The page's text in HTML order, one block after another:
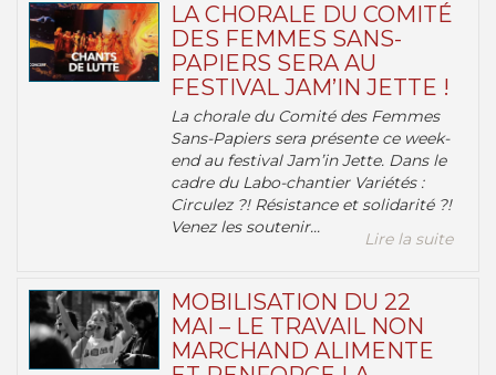
LA CHORALE DU COMITÉ
DES FEMMES SANS-
PAPIERS SERA AU
FESTIVAL JAM’IN JETTE !
La chorale du Comité des Femmes
Sans-Papiers sera présente ce week-
end au festival Jam’in Jette. Dans le
cadre du Labo-chantier Variétés :
Circulez ?! Résistance et solidarité ?!
Venez les soutenir...
Lire la suite
MOBILISATION DU 22
MAI – LE TRAVAIL NON
MARCHAND ALIMENTE